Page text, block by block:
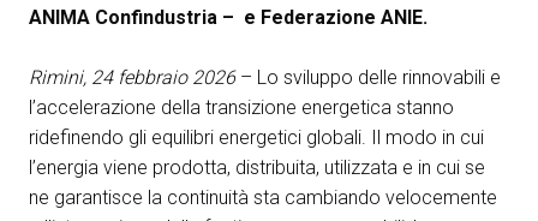
Eventi
Media Room arrow_right
ANIMA Confindustria – e Federazione ANIE.
Rimini, 24 febbraio 2026– Lo sviluppo delle rinnovabili e
l’accelerazione della transizione energetica stanno
ridefinendo gli equilibri energetici globali. Il modo in cui
l’energia viene prodotta, distribuita, utilizzata e in cui se
ne garantisce la continuità sta cambiando velocemente